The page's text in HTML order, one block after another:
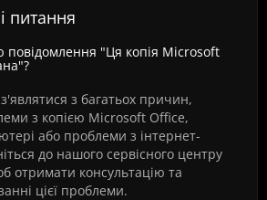
питання
"Ця копія Microsoft
з багатьох причин,
з копією Microsoft Office,
або проблеми з інтернет-
до нашого сервісного центру
отримати консультацію та
цієї проблеми.